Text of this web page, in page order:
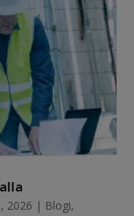
2026 | Blogi,